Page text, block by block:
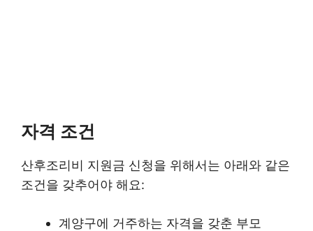
자격 조건
산후조리비 지원금 신청을 위해서는 아래와 같은
조건을 갖추어야 해요:
계양구에 거주하는 자격을 갖춘 부모